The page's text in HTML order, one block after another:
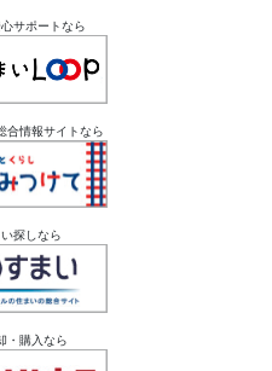
サポートなら
合情報サイトなら
探しなら
・購入なら